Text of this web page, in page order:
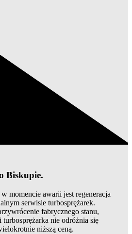
Biskupie.
momencie awarii jest regeneracja
serwisie turbosprężarek.
fabrycznego stanu,
turbosprężarka nie odróżnia się
niższą ceną.